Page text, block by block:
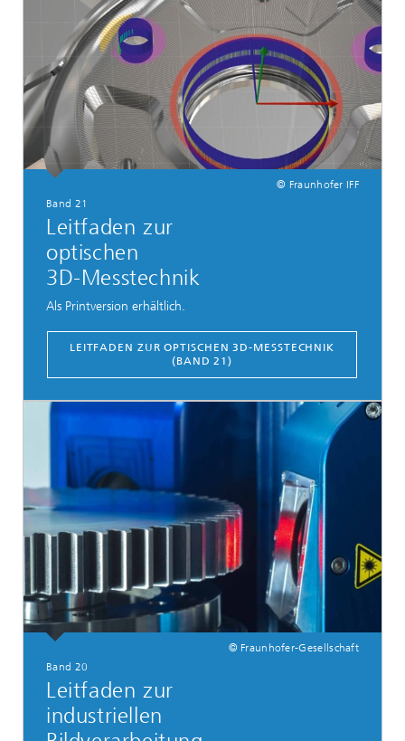
© Fraunhofer IFF
Band 21
Leitfaden zur
optischen
3D-Messtechnik
Als Printversion erhältlich.
LEITFADEN ZUR OPTISCHEN 3D-MESSTECHNIK
(BAND 21)
© Fraunhofer-Gesellschaft
Band 20
Leitfaden zur
industriellen